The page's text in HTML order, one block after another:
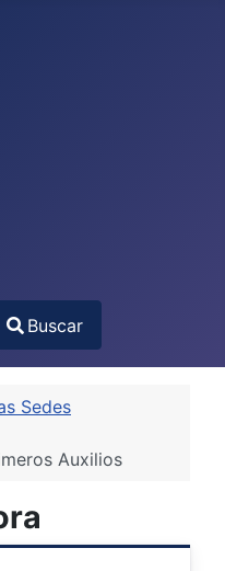
results.
Buscar
Sedes
Auxilios